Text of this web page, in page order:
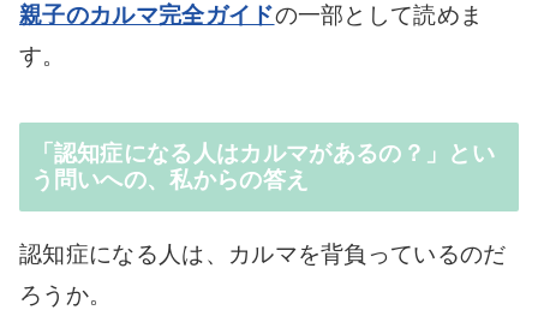
親子のカルマ完全ガイドの一部として読めま
す。
「認知症になる人はカルマがあるの？」とい
う問いへの、私からの答え
認知症になる人は、カルマを背負っているのだ
ろうか。